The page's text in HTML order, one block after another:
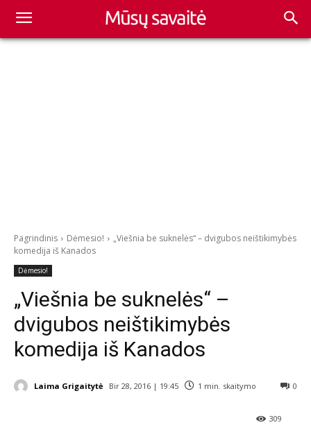
Pagrindinis Dėmesio!
„Viešnia be suknelės“ – dvigubos neištikimybės
komedija iš Kanados
Dėmesio!
„Viešnia be suknelės“ –
dvigubos neištikimybės
komedija iš Kanados
Laima Grigaitytė Bir 28, 2016 | 19:45 1 min. skaitymo 0
309